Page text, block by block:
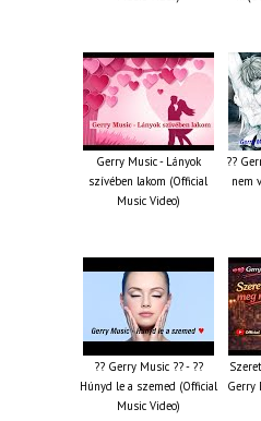
Gerry Music - Lányok
szívében lakom (Official
Music Video)
??
nem
?? Gerry Music ?? - ??
Húnyd le a szemed (Official
Music Video)
Gerry